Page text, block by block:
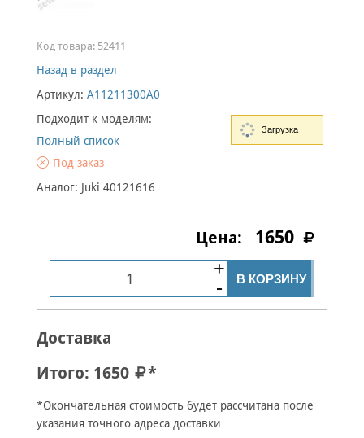
Код товара: 52411
Назад в раздел
Артикул: A11211300A0
Подходит к моделям:
Полный список
Под заказ
Аналог: Juki 40121616
1650
В КОРЗИНУ
Доставка
Итого: 1650 *
*Окончательная стоимость будет рассчитана после
указания точного адреса доставки
Загрузка